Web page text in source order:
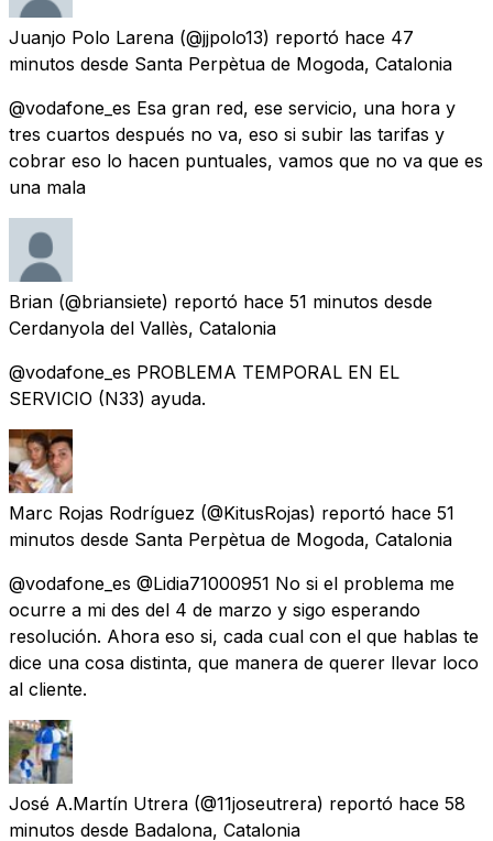
Juanjo Polo Larena (@jjpolo13) reportó hace 47
minutos desde Santa Perpètua de Mogoda, Catalonia
@vodafone_es Esa gran red, ese servicio, una hora y
tres cuartos después no va, eso si subir las tarifas y
cobrar eso lo hacen puntuales, vamos que no va que es
una mala
Brian (@briansiete) reportó hace 51 minutos desde
Cerdanyola del Vallès, Catalonia
@vodafone_es PROBLEMA TEMPORAL EN EL
SERVICIO (N33) ayuda.
Marc Rojas Rodríguez (@KitusRojas) reportó hace 51
minutos desde Santa Perpètua de Mogoda, Catalonia
@vodafone_es @Lidia71000951 No si el problema me
ocurre a mi des del 4 de marzo y sigo esperando
resolución. Ahora eso si, cada cual con el que hablas te
dice una cosa distinta, que manera de querer llevar loco
al cliente.
José A.Martín Utrera (@11joseutrera) reportó hace 58
minutos desde Badalona, Catalonia